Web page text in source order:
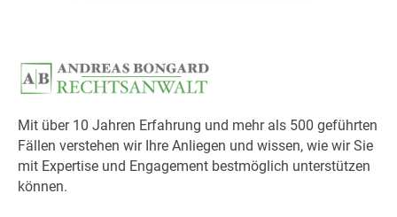
Mit über 10 Jahren Erfahrung und mehr als 500 geführten
Fällen verstehen wir Ihre Anliegen und wissen, wie wir Sie
mit Expertise und Engagement bestmöglich unterstützen
können.